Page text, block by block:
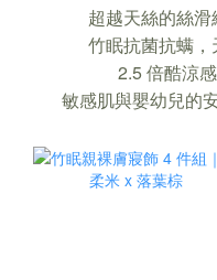
飾」｜
超越天絲的絲
竹眠抗菌抗螨
2.5 倍酷涼
敏感肌與嬰幼兒的